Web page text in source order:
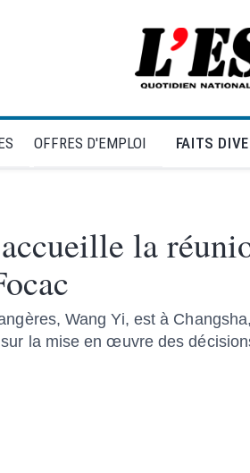
OFFRES D'EMPLOI FAITS
la
Wang Yi, est à
la mise en œuvre des